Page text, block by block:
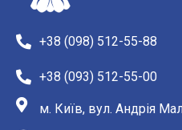
+38 (098) 512-55-88
+38 (093) 512-55-00
м. Київ, вул. Андрія